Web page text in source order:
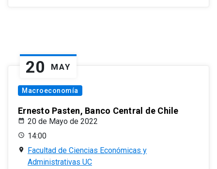
20 MAY
Macroeconomía
Ernesto Pasten, Banco Central de Chile
20 de Mayo de 2022
14:00
Facultad de Ciencias Económicas y
Administrativas UC